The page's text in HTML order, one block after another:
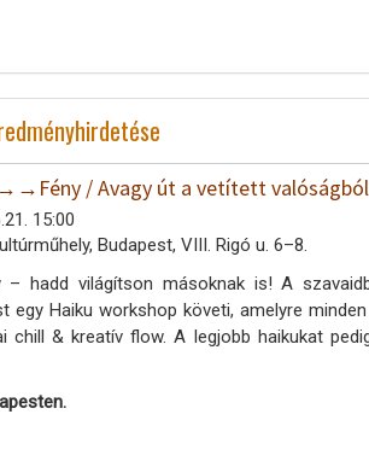
/ Avagy út a vetített valóságból
15:00
Budapest, VIII. Rigó u. 6–8.
hadd világítson másoknak is! A
egy Haiku workshop követi, amelyre
& kreatív flow. A legjobb haikukat